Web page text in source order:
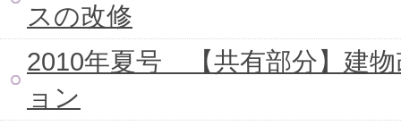
スの改修
2010年夏号 【共有部分】建
ョン